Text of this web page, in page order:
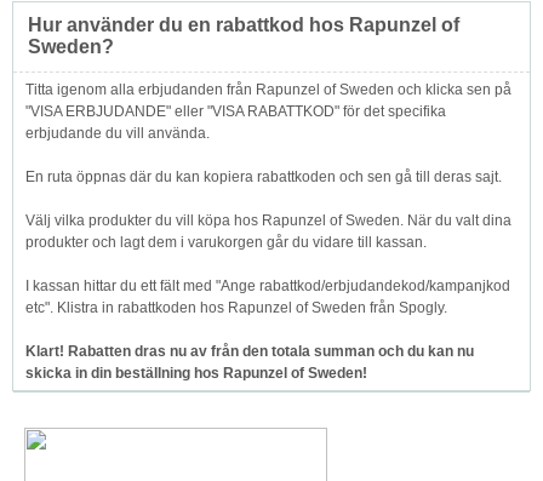
Hur använder du en rabattkod hos Rapunzel of
Sweden?
Titta igenom alla erbjudanden från Rapunzel of Sweden och klicka sen på
"VISA ERBJUDANDE" eller "VISA RABATTKOD" för det specifika
erbjudande du vill använda.
En ruta öppnas där du kan kopiera rabattkoden och sen gå till deras sajt.
Välj vilka produkter du vill köpa hos Rapunzel of Sweden. När du valt dina
produkter och lagt dem i varukorgen går du vidare till kassan.
I kassan hittar du ett fält med "Ange rabattkod/erbjudandekod/kampanjkod
etc". Klistra in rabattkoden hos Rapunzel of Sweden från Spogly.
Klart! Rabatten dras nu av från den totala summan och du kan nu
skicka in din beställning hos Rapunzel of Sweden!